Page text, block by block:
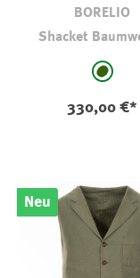
BORELIO
Shacket
hell
330,00 €*
Neu